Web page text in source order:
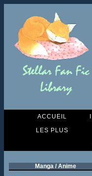
ACCUEIL
LES PLUS
Manga / Anime